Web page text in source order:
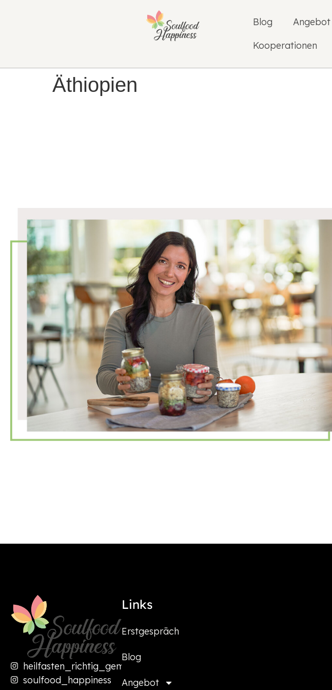
Blog Angebot
Kooperationen
Äthiopien
heilfasten_richtig_gemacht
soulfood_happiness
Links
Erstgespräch
Blog
Angebot